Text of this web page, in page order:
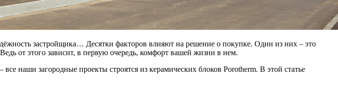
застройщика… Десятки факторов влияют на решение о покупке. Один из них – это
от этого зависит, в первую очередь, комфорт вашей жизни в нем.
наши загородные проекты строятся из керамических блоков Porotherm. В этой статье